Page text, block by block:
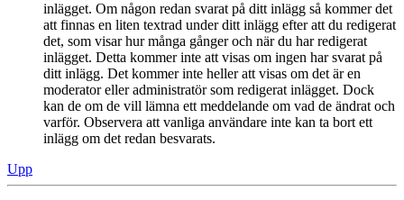
inlägget. Om någon redan svarat på ditt inlägg så kommer det
att finnas en liten textrad under ditt inlägg efter att du redigerat
det, som visar hur många gånger och när du har redigerat
inlägget. Detta kommer inte att visas om ingen har svarat på
ditt inlägg. Det kommer inte heller att visas om det är en
moderator eller administratör som redigerat inlägget. Dock
kan de om de vill lämna ett meddelande om vad de ändrat och
varför. Observera att vanliga användare inte kan ta bort ett
inlägg om det redan besvarats.
Upp